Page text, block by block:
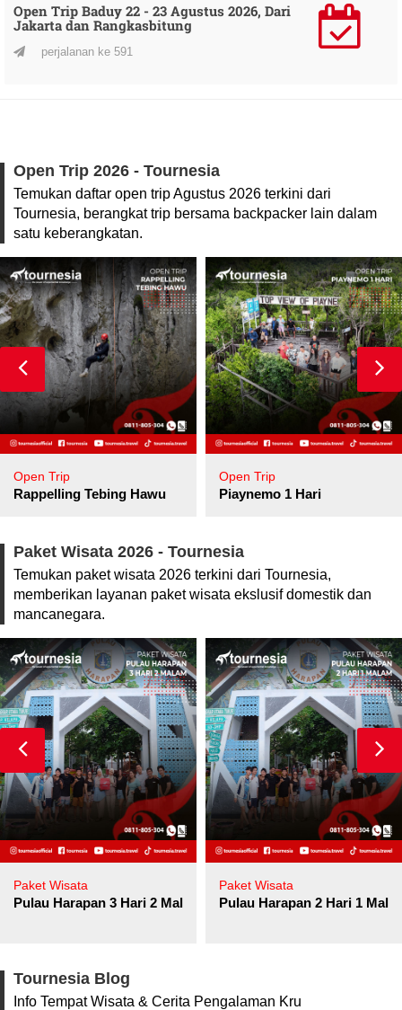
Open Trip Baduy 22 - 23 Agustus 2026, Dari
Jakarta dan Rangkasbitung
perjalanan ke 591
Open Trip 2026 - Tournesia
Temukan daftar open trip Agustus 2026 terkini dari
Tournesia, berangkat trip bersama backpacker lain dalam
satu keberangkatan.
Open Trip
Rappelling Tebing Hawu
Open Trip
Piaynemo 1 Hari
Paket Wisata 2026 - Tournesia
Temukan paket wisata 2026 terkini dari Tournesia,
memberikan layanan paket wisata ekslusif domestik dan
mancanegara.
Paket Wisata
Pulau Harapan 3 Hari 2 Malam
Paket Wisata
Pulau Harapan 2 Hari 1
Tournesia Blog
Info Tempat Wisata & Cerita Pengalaman Kru